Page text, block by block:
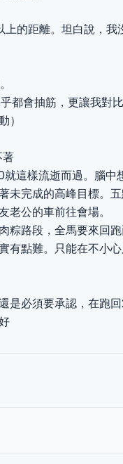
的距離。坦白說，我
都會抽筋，更讓我對
）
著
這樣流逝而過。腦中
未完成的高峰目標。
老公的車前往會場。
路段，全馬要來回跑
有點難。只能在不小
是必須要承認，在跑